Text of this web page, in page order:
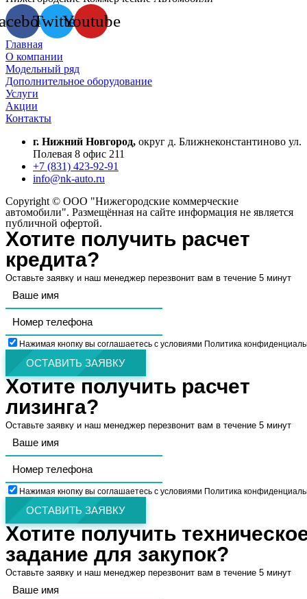
TwitterYoutube
Главная
О компании
Модельный ряд
Дополнительное оборудование
Услуги
Акции
Контакты
г. Нижний Новгород, округ д. Ближнеконстантиново ул.
Полевая 8 офис 211
+7 (831) 423-92-91
info@nk-auto.ru
Copyright © ООО "Нижегородские коммерческие
автомобили". Размещённая на сайте информация не является
публичной офертой.
Хотите получить расчет
кредита?
Оставьте заявку и наш менеджер перезвонит вам в течение 5 минут
Нажимая кнопку вы соглашаетесь с условиями Политика
ОСТАВИТЬ ЗАЯВКУ
Хотите получить расчет
лизинга?
Оставьте заявку и наш менеджер перезвонит вам в течение 5 минут
Нажимая кнопку вы соглашаетесь с условиями Политика
ОСТАВИТЬ ЗАЯВКУ
Хотите получить
задание для закупок?
Оставьте заявку и наш менеджер перезвонит вам в течение 5 минут